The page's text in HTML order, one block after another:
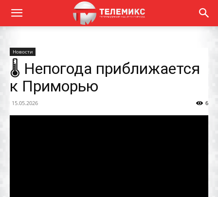
Новости
🌡 Непогода приближается
к Приморью
15.05.2026 6